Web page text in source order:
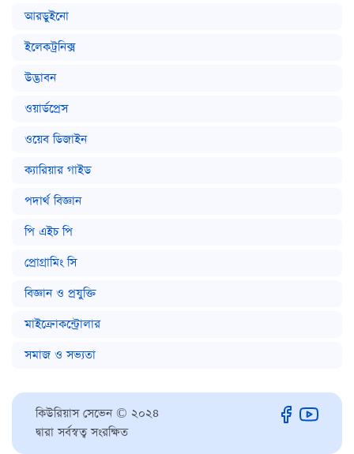
আরডুইনো
ইলেকট্রনিক্স
উদ্ভাবন
ওয়ার্ডপ্রেস
ওয়েব ডিজাইন
ক্যারিয়ার গাইড
পদার্থ বিজ্ঞান
পি এইচ পি
প্রোগ্রামিং সি
বিজ্ঞান ও প্রযুক্তি
মাইক্রোকন্ট্রোলার
সমাজ ও সভ্যতা
কিউরিয়াস সেভেন © ২০২৪
দ্বারা সর্বস্বত্ব সংরক্ষিত